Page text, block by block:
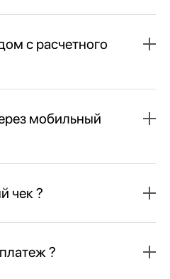
с расчетного
мобильный
чек ?
?